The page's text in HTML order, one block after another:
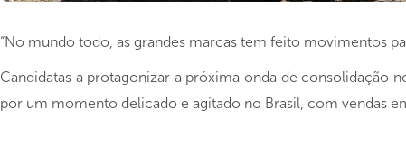
“No mundo todo, as grandes marcas tem feito movimentos
Candidatas a protagonizar a próxima onda de consolidação
por um momento delicado e agitado no Brasil, com vendas